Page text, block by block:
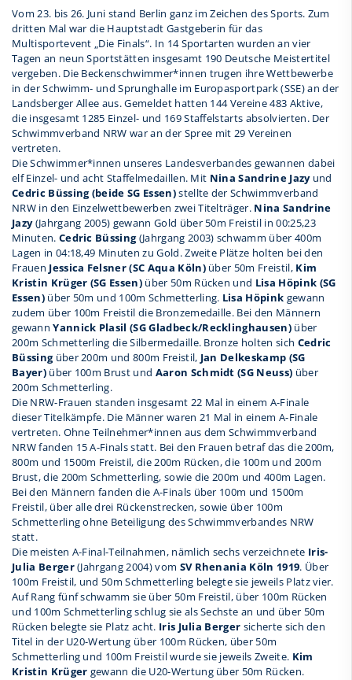
Vom 23. bis 26. Juni stand Berlin ganz im Zeichen des Sports. Zum
dritten Mal war die Hauptstadt Gastgeberin für das
Multisportevent „Die Finals“. In 14 Sportarten wurden an vier
Tagen an neun Sportstätten insgesamt 190 Deutsche Meistertitel
vergeben. Die Beckenschwimmer*innen trugen ihre Wettbewerbe
in der Schwimm- und Sprunghalle im Europasportpark (SSE) an der
Landsberger Allee aus. Gemeldet hatten 144 Vereine 483 Aktive,
die insgesamt 1285 Einzel- und 169 Staffelstarts absolvierten. Der
Schwimmverband NRW war an der Spree mit 29 Vereinen
vertreten.
Die Schwimmer*innen unseres Landesverbandes gewannen dabei
elf Einzel- und acht Staffelmedaillen. Mit Nina Sandrine Jazyund
Cedric Büssing (beide SG Essen)stellte der Schwimmverband
NRW in den Einzelwettbewerben zwei Titelträger. Nina Sandrine
Jazy(Jahrgang 2005) gewann Gold über 50m Freistil in 00:25,23
Minuten. Cedric Büssing(Jahrgang 2003) schwamm über 400m
Lagen in 04:18,49 Minuten zu Gold. Zweite Plätze holten bei den
Frauen Jessica Felsner (SC Aqua Köln)über 50m Freistil, Kim
Kristin Krüger (SG Essen) über 50m Rücken und Lisa Höpink (SG
Essen)über 50m und 100m Schmetterling. Lisa Höpink gewann
zudem über 100m Freistil die Bronzemedaille. Bei den Männern
gewannYannick Plasil (SG Gladbeck/Recklinghausen) über
200m Schmetterling die Silbermedaille. Bronze holten sich Cedric
Büssingüber 200m und 800m Freistil, Jan Delkeskamp (SG
Bayer)über 100m Brust und Aaron Schmidt (SG Neuss) über
200m Schmetterling.
Die NRW-Frauen standen insgesamt 22 Mal in einem A-Finale
dieser Titelkämpfe. Die Männer waren 21 Mal in einem A-Finale
vertreten. Ohne Teilnehmer*innen aus dem Schwimmverband
NRW fanden 15 A-Finals statt. Bei den Frauen betraf das die 200m,
800m und 1500m Freistil, die 200m Rücken, die 100m und 200m
Brust, die 200m Schmetterling, sowie die 200m und 400m Lagen.
Bei den Männern fanden die A-Finals über 100m und 1500m
Freistil, über alle drei Rückenstrecken, sowie über 100m
Schmetterling ohne Beteiligung des Schwimmverbandes NRW
statt.
Die meisten A-Final-Teilnahmen, nämlich sechs verzeichnete Iris-
Julia Berger(Jahrgang 2004) vom SV Rhenania Köln 1919. Über
100m Freistil, und 50m Schmetterling belegte sie jeweils Platz vier.
Auf Rang fünf schwamm sie über 50m Freistil, über 100m Rücken
und 100m Schmetterling schlug sie als Sechste an und über 50m
Rücken belegte sie Platz acht. Iris Julia Berger sicherte sich den
Titel in der U20-Wertung über 100m Rücken, über 50m
Schmetterling und 100m Freistil wurde sie jeweils Zweite. Kim
Kristin Krüger gewann die U20-Wertung über 50m Rücken.